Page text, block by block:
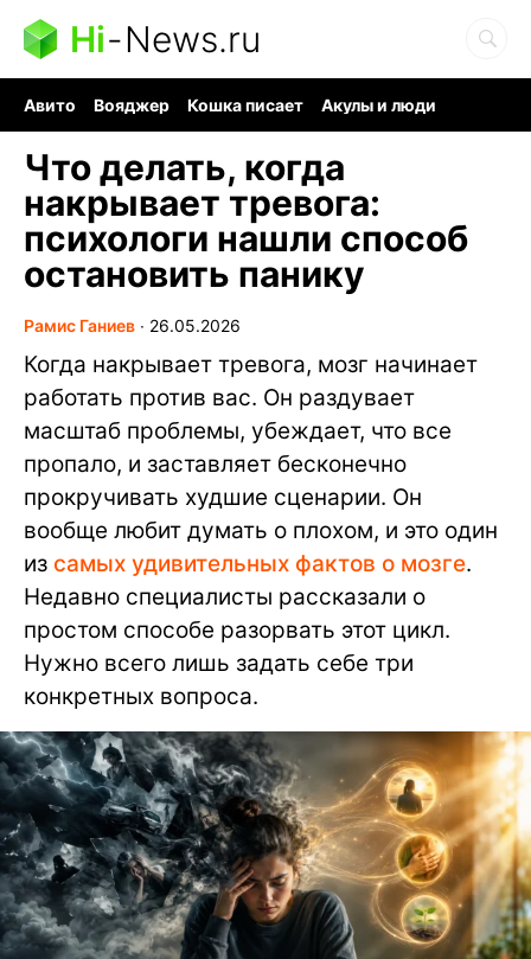
Hi-News.ru
Авито Вояджер Кошка писает
Акулы и люди
Что делать, когда
накрывает тревога:
психологи нашли способ
остановить панику
Рамис Ганиев ∙ 26.05.2026
Когда накрывает тревога, мозг начинает
работать против вас. Он раздувает
масштаб проблемы, убеждает, что все
пропало, и заставляет бесконечно
прокручивать худшие сценарии. Он
вообще любит думать о плохом, и это один
из самых удивительных фактов о мозге.
Недавно специалисты рассказали о
простом способе разорвать этот цикл.
Нужно всего лишь задать себе три
конкретных вопроса.